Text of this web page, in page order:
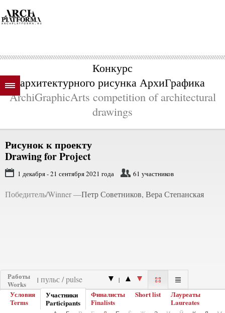
Конкурс
архитектурного рисунка АрхиГрафика
ArchiGraphicArts competition of architectural
drawings
Рисунок к проекту
Drawing for Project
1 декабря - 21 сентября 2021 года 61 участников
Победитель/Winner —Петр Советников, Вера Степанская
Работы
Works
| |
Условия
Terms
Участники
Participants
Финалисты
Finalists
Short list
Лауреаты
Laureates